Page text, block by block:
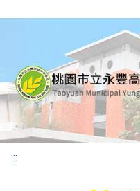
:::